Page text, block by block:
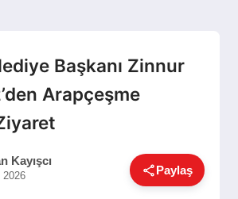
Başkanı Zinnur
Arapçeşme
Kayışcı
2026 Paylaş